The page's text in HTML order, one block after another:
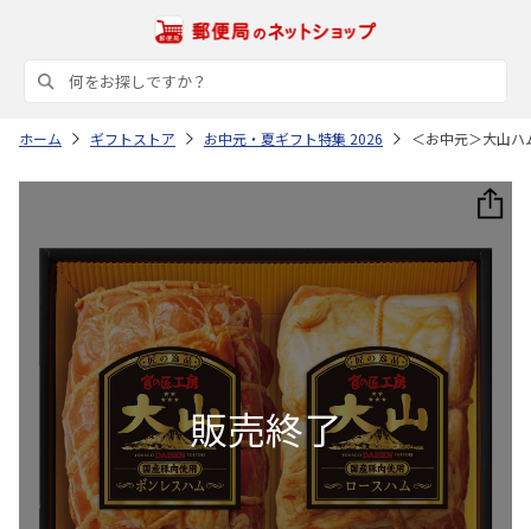
ホーム ギフトストア お中元・夏ギフト特集 2026 ＜お中元＞大山